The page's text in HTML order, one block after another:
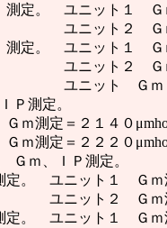
定。 ユニット１ Ｇ
測定＝１２０
定。 ユニット１ Ｇｍ
測定＝１１０
ｍ＝１１９６３
Ｐ測定。
ｍ測定＝２１４０
＝２２２０μmho
Ｇｍ、ＩＰ測定。
。 ユニット１ Ｇｍ
測定＝７００
。 ユニット１ Ｇｍ